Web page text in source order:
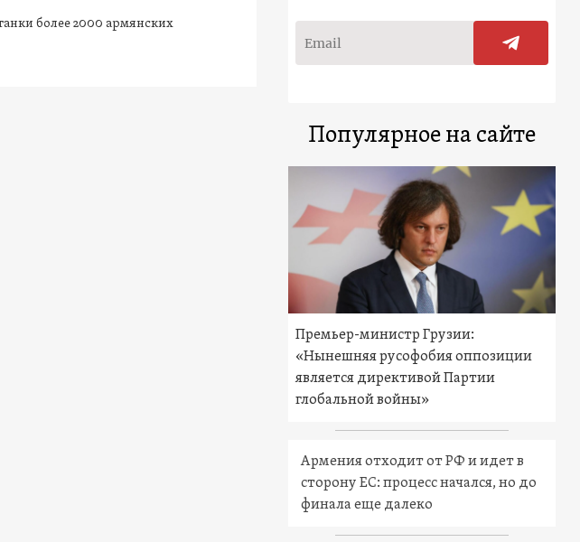
более 2000 армянских
Популярное на сайте
Премьер-министр Грузии:
«Нынешняя русофобия оппозиции
является директивой Партии
глобальной войны»
Армения отходит от РФ и идет в
сторону ЕС: процесс начался, но до
финала еще далеко